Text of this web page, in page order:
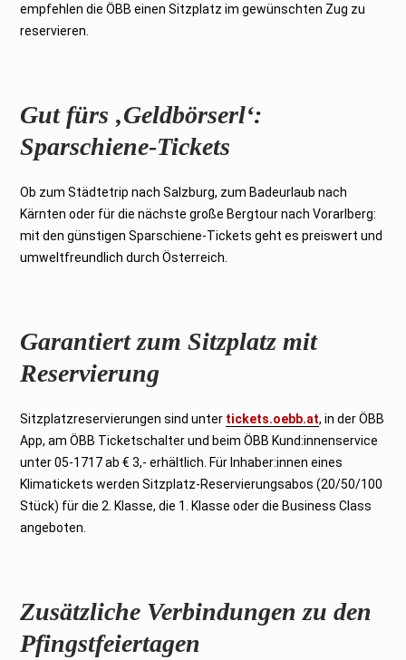
empfehlen die ÖBB einen Sitzplatz im gewünschten Zug zu
reservieren.
Gut fürs ‚Geldbörserl‘:
Sparschiene-Tickets
Ob zum Städtetrip nach Salzburg, zum Badeurlaub nach
Kärnten oder für die nächste große Bergtour nach Vorarlberg:
mit den günstigen Sparschiene-Tickets geht es preiswert und
umweltfreundlich durch Österreich.
Garantiert zum Sitzplatz mit
Reservierung
Sitzplatzreservierungen sind unter tickets.oebb.at, in der ÖBB
App, am ÖBB Ticketschalter und beim ÖBB Kund:innenservice
unter 05-1717 ab € 3,- erhältlich. Für Inhaber:innen eines
Klimatickets werden Sitzplatz-Reservierungsabos (20/50/100
Stück) für die 2. Klasse, die 1. Klasse oder die Business Class
angeboten.
Zusätzliche Verbindungen zu den
Pfingstfeiertagen